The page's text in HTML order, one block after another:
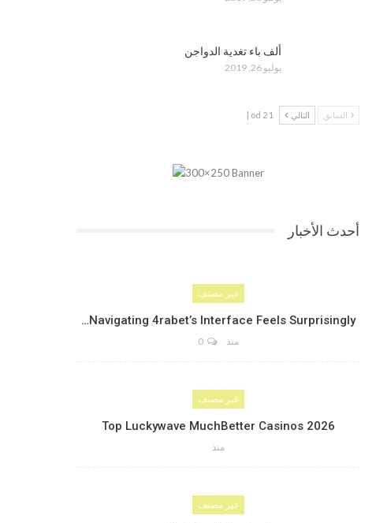
ألف باء تغدية الدواجن
يوليو 26, 2019
السابق التالي 1 od 2 |
أحدث الأخبار
غير مصنف
Navigating 4rabet’s Interface Feels Surprisingly…
منذ 0
غير مصنف
Top Luckywave MuchBetter Casinos 2026
منذ
غير مصنف